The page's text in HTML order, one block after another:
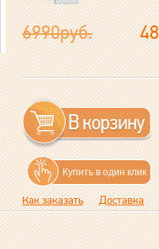
6990руб.
Купить в один клик
Как заказать Доставка